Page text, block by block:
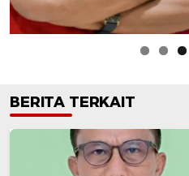
BERITA TERKAIT